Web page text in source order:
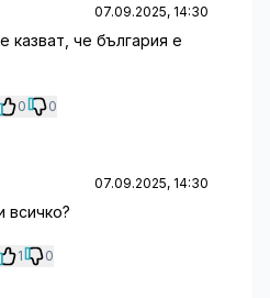
07.09.2025, 14:30
казват, че българия е
0 0
07.09.2025, 14:30
всичко?
1 0